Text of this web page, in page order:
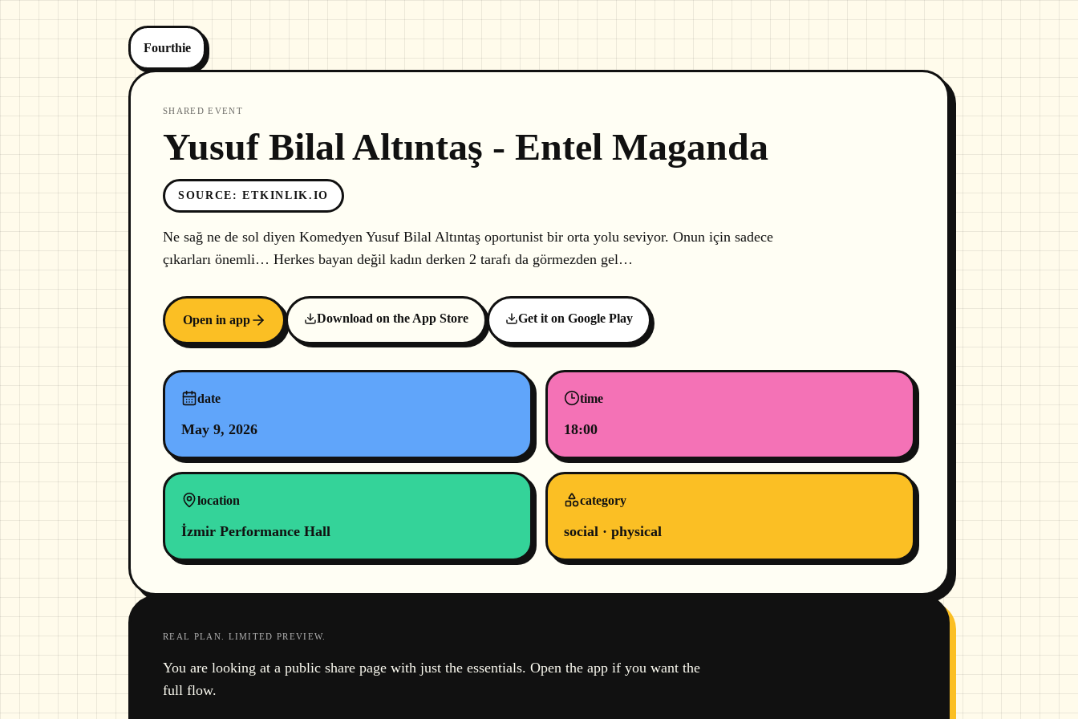
Fourthie
SHARED EVENT
Yusuf Bilal Altıntaş - Entel Maganda
SOURCE :ETKINLIK.IO
Ne sağ ne de sol diyen Komedyen Yusuf Bilal Altıntaş oportunist bir orta yolu seviyor. Onun için sadece
çıkarları önemli… Herkes bayan değil kadın derken 2 tarafı da görmezden gel…
Open in app Download on the App Store Get it on Google Play
date
May 9, 2026
time
18:00
location
İzmir Performance Hall
category
social · physical
REAL PLAN. LIMITED PREVIEW.
You are looking at a public share page with just the essentials. Open the app if you want the
full flow.